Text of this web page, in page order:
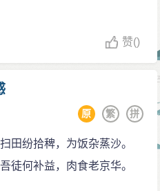
礼部侍郎兼华盖殿大学
：“新上任的华盖殿大学士
不妨都听下。”杨士奇进言
供，可惜薪司又征枣八十
仁宗于是马上下令减免一
赞()
拼
繁
原
田纷拾稗，为饭杂蒸沙。
徒何补益，肉食老京华。